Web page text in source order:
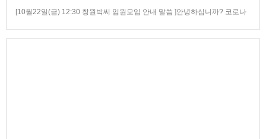
[10월22일(금) 12:30 창원박씨 임원모임 안내 말씀 ]안녕하십니까? 코로나